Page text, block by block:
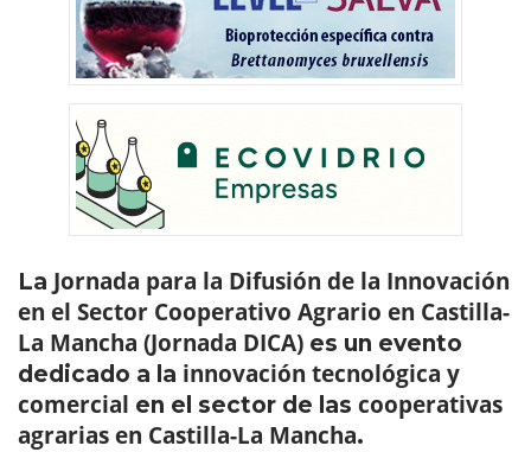
La Jornada para la Difusión de la Innovación
en el Sector Cooperativo Agrario en Castilla-
La Mancha (Jornada DICA) es un evento
dedicado a la innovación tecnológica y
comercial en el sector de las cooperativas
agrarias en Castilla-La Mancha.